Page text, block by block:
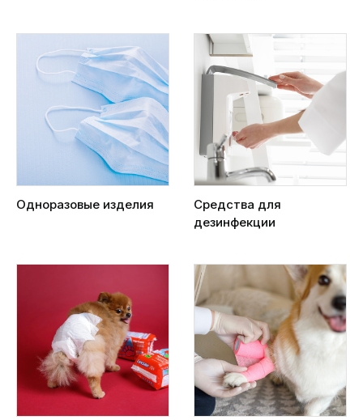
Одноразовые изделия
Средства для
дезинфекции